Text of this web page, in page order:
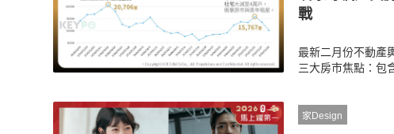
戰
最新二月份不動產
三大房市焦點：包
家Design